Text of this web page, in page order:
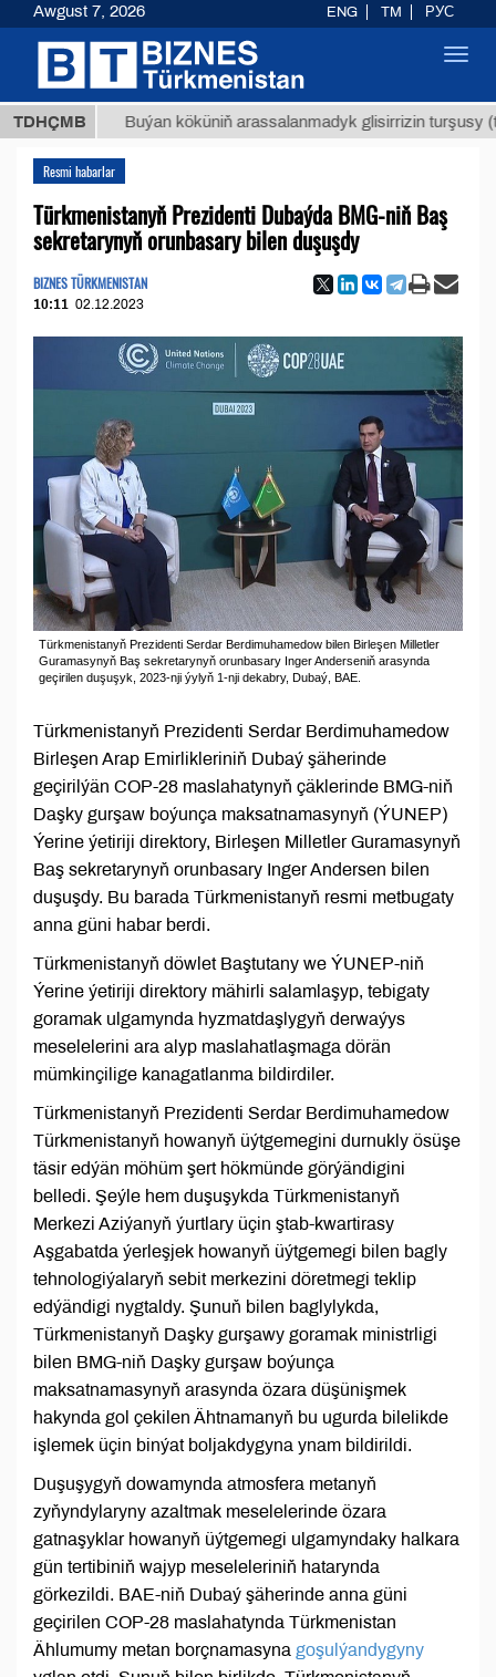
TDHÇMBBuýan köküniň arassalanmadyk glisirrizin turşusy (t.)
Resmi habarlar
Türkmenistanyň Prezidenti Dubaýda BMG-niň Baş
sekretarynyň orunbasary bilen duşuşdy
BIZNES TÜRKMENISTAN
10:11 02.12.2023
Türkmenistanyň Prezidenti Serdar Berdimuhamedow bilen Birleşen Milletler
Guramasynyň Baş sekretarynyň orunbasary Inger Anderseniň arasynda
geçirilen duşuşyk, 2023-nji ýylyň 1-nji dekabry, Dubaý, BAE.
Türkmenistanyň Prezidenti Serdar Berdimuhamedow
Birleşen Arap Emirlikleriniň Dubaý şäherinde
geçirilýän COP-28 maslahatynyň çäklerinde BMG-niň
Daşky gurşaw boýunça maksatnamasynyň (ÝUNEP)
Ýerine ýetiriji direktory, Birleşen Milletler Guramasynyň
Baş sekretarynyň orunbasary Inger Andersen bilen
duşuşdy. Bu barada Türkmenistanyň resmi metbugaty
anna güni habar berdi.
Türkmenistanyň döwlet Baştutany we ÝUNEP-niň
Ýerine ýetiriji direktory mähirli salamlaşyp, tebigaty
goramak ulgamynda hyzmatdaşlygyň derwaýys
meselelerini ara alyp maslahatlaşmaga dörän
mümkinçilige kanagatlanma bildirdiler.
Türkmenistanyň Prezidenti Serdar Berdimuhamedow
Türkmenistanyň howanyň üýtgemegini durnukly ösüşe
täsir edýän möhüm şert hökmünde görýändigini
belledi. Şeýle hem duşuşykda Türkmenistanyň
Merkezi Aziýanyň ýurtlary üçin ştab-kwartirasy
Aşgabatda ýerleşjek howanyň üýtgemegi bilen bagly
tehnologiýalaryň sebit merkezini döretmegi teklip
edýändigi nygtaldy. Şunuň bilen baglylykda,
Türkmenistanyň Daşky gurşawy goramak ministrligi
bilen BMG-niň Daşky gurşaw boýunça
maksatnamasynyň arasynda özara düşünişmek
hakynda gol çekilen Ähtnamanyň bu ugurda bilelikde
işlemek üçin binýat boljakdygyna ynam bildirildi.
Duşuşygyň dowamynda atmosfera metanyň
zyňyndylaryny azaltmak meselelerinde özara
gatnaşyklar howanyň üýtgemegi ulgamyndaky halkara
gün tertibiniň wajyp meseleleriniň hatarynda
görkezildi. BAE-niň Dubaý şäherinde anna güni
geçirilen COP-28 maslahatynda Türkmenistan
Ählumumy metan borçnamasyna goşulýandygyny
Awgust 7, 2026 ENG TM РУС